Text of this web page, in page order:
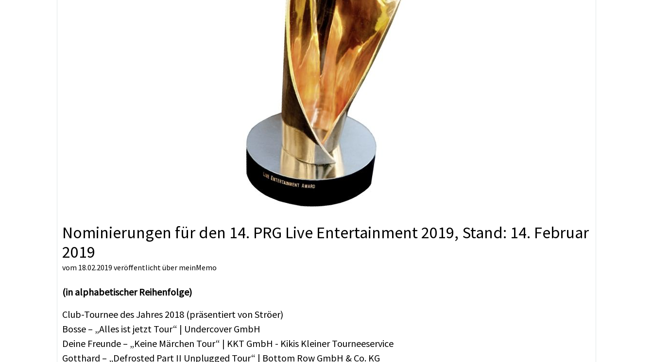
Nominierungen für den 14. PRG Live Entertainment 2019, Stand: 14. Februar
2019
vom 18.02.2019 veröffentlicht über meinMemo
(in alphabetischer Reihenfolge)
Club-Tournee des Jahres 2018 (präsentiert von Ströer)
Bosse – „Alles ist jetzt Tour“ | Undercover GmbH
Deine Freunde – „Keine Märchen Tour“ | KKT GmbH - Kikis Kleiner Tourneeservice
Gotthard – „Defrosted Part II Unplugged Tour“ | Bottom Row GmbH & Co. KG